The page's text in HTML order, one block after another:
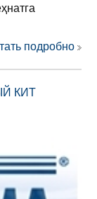
подробно
КИТ